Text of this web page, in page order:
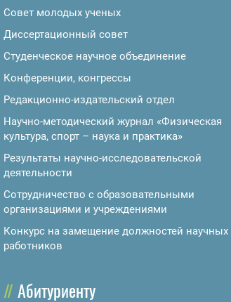
Совет молодых ученых
Диссертационный совет
Студенческое научное объединение
Конференции, конгрессы
Редакционно-издательский отдел
Научно-методический журнал «Физическая
культура, спорт – наука и практика»
Результаты научно-исследовательской
деятельности
Сотрудничество с образовательными
организациями и учреждениями
Конкурс на замещение должностей научных
работников
Абитуриенту